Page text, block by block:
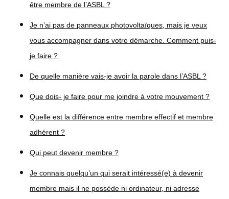
être membre de l’ASBL ?
Je n’ai pas de panneaux photovoltaïques, mais je veux
vous accompagner dans votre démarche. Comment puis-
je faire ?
De quelle manière vais-je avoir la parole dans l’ASBL ?
Que dois- je faire pour me joindre à votre mouvement ?
Quelle est la différence entre membre effectif et membre
adhérent ?
Qui peut devenir membre ?
Je connais quelqu’un qui serait intéressé(e) à devenir
membre mais il ne possède ni ordinateur, ni adresse